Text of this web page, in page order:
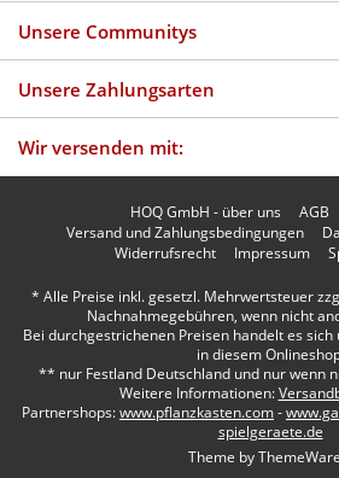
Unsere Communitys
Unsere Zahlungsarten
Wir versenden mit:
HOQ GmbH - über uns AGB
Versand und Zahlungsbedingungen
Widerrufsrecht
Impressum
* Alle Preise inkl. gesetzl. Mehrwertsteuer
Nachnahmegebühren, wenn nicht
Bei durchgestrichenen Preisen handelt es
in diesem
** nur Festland Deutschland und nur wenn
Weitere Informationen:
Partnershops:www.pflanzkasten.com-
spielgeraete.de
Theme by